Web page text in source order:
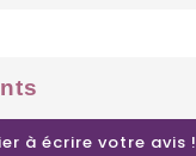
à écrire votre avis !